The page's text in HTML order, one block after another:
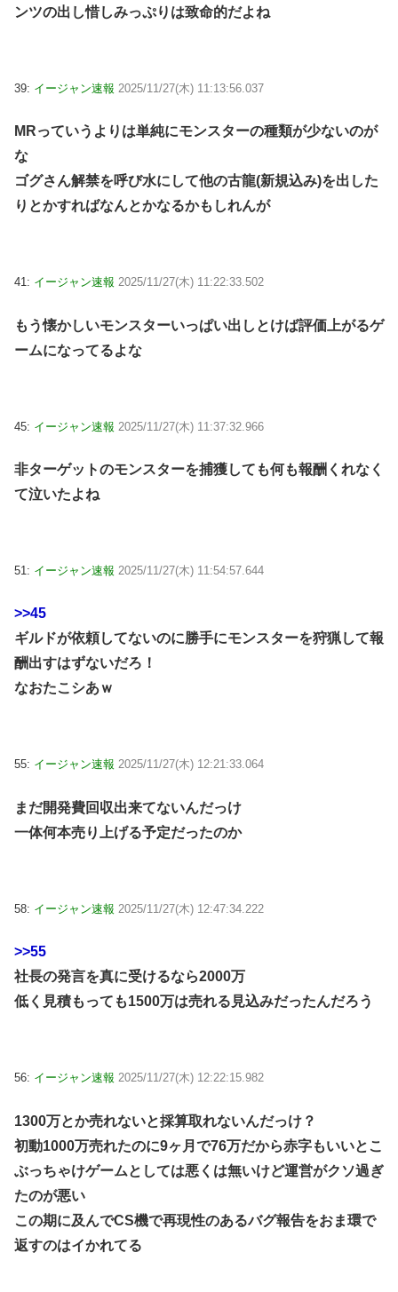
ンツの出し惜しみっぷりは致命的だよね
39: イージャン速報 2025/11/27(木) 11:13:56.037
MRっていうよりは単純にモンスターの種類が少ないのが
な
ゴグさん解禁を呼び水にして他の古龍(新規込み)を出した
りとかすればなんとかなるかもしれんが
41: イージャン速報 2025/11/27(木) 11:22:33.502
もう懐かしいモンスターいっぱい出しとけば評価上がるゲ
ームになってるよな
45: イージャン速報 2025/11/27(木) 11:37:32.966
非ターゲットのモンスターを捕獲しても何も報酬くれなく
て泣いたよね
51: イージャン速報 2025/11/27(木) 11:54:57.644
>>45
ギルドが依頼してないのに勝手にモンスターを狩猟して報
酬出すはずないだろ！
なおたこシあｗ
55: イージャン速報 2025/11/27(木) 12:21:33.064
まだ開発費回収出来てないんだっけ
一体何本売り上げる予定だったのか
58: イージャン速報 2025/11/27(木) 12:47:34.222
>>55
社長の発言を真に受けるなら2000万
低く見積もっても1500万は売れる見込みだったんだろう
56: イージャン速報 2025/11/27(木) 12:22:15.982
1300万とか売れないと採算取れないんだっけ？
初動1000万売れたのに9ヶ月で76万だから赤字もいいとこ
ぶっちゃけゲームとしては悪くは無いけど運営がクソ過ぎ
たのが悪い
この期に及んでCS機で再現性のあるバグ報告をおま環で
返すのはイかれてる